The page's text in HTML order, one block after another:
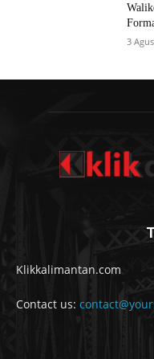
3
Klikkalimantan.com
Contact us: